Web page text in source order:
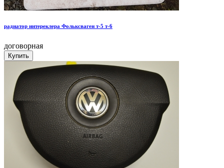
радиатор интереклера Фольксваген т-5 т-6
договорная